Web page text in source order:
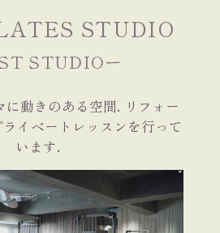
STUDIO
STUDIOー
に動きのある空間. リフォー
イベートレッスンを行って
います.